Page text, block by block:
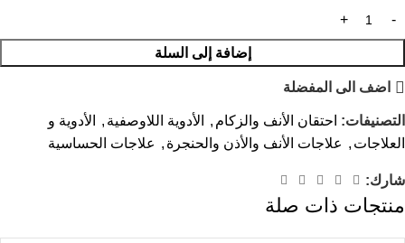
إضافة إلى السلة
اضف الى المفضلة
التصنيفات: احتقان الأنف والزكام , الأدوية اللاوصفية ,
الأدوية و
العلاجات , علاجات الأنف والأذن والحنجرة , علاجات الحساسية
شارك:
منتجات ذات صلة